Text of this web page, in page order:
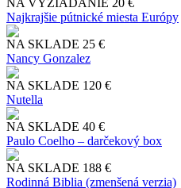
Najkrajšie pútnické miesta Európy
NA SKLADE 25 €
Nancy Gonzalez
NA SKLADE 120 €
Nutella
NA SKLADE 40 €
Paulo Coelho – darčekový box
NA SKLADE 188 €
Rodinná Biblia (zmenšená verzia)